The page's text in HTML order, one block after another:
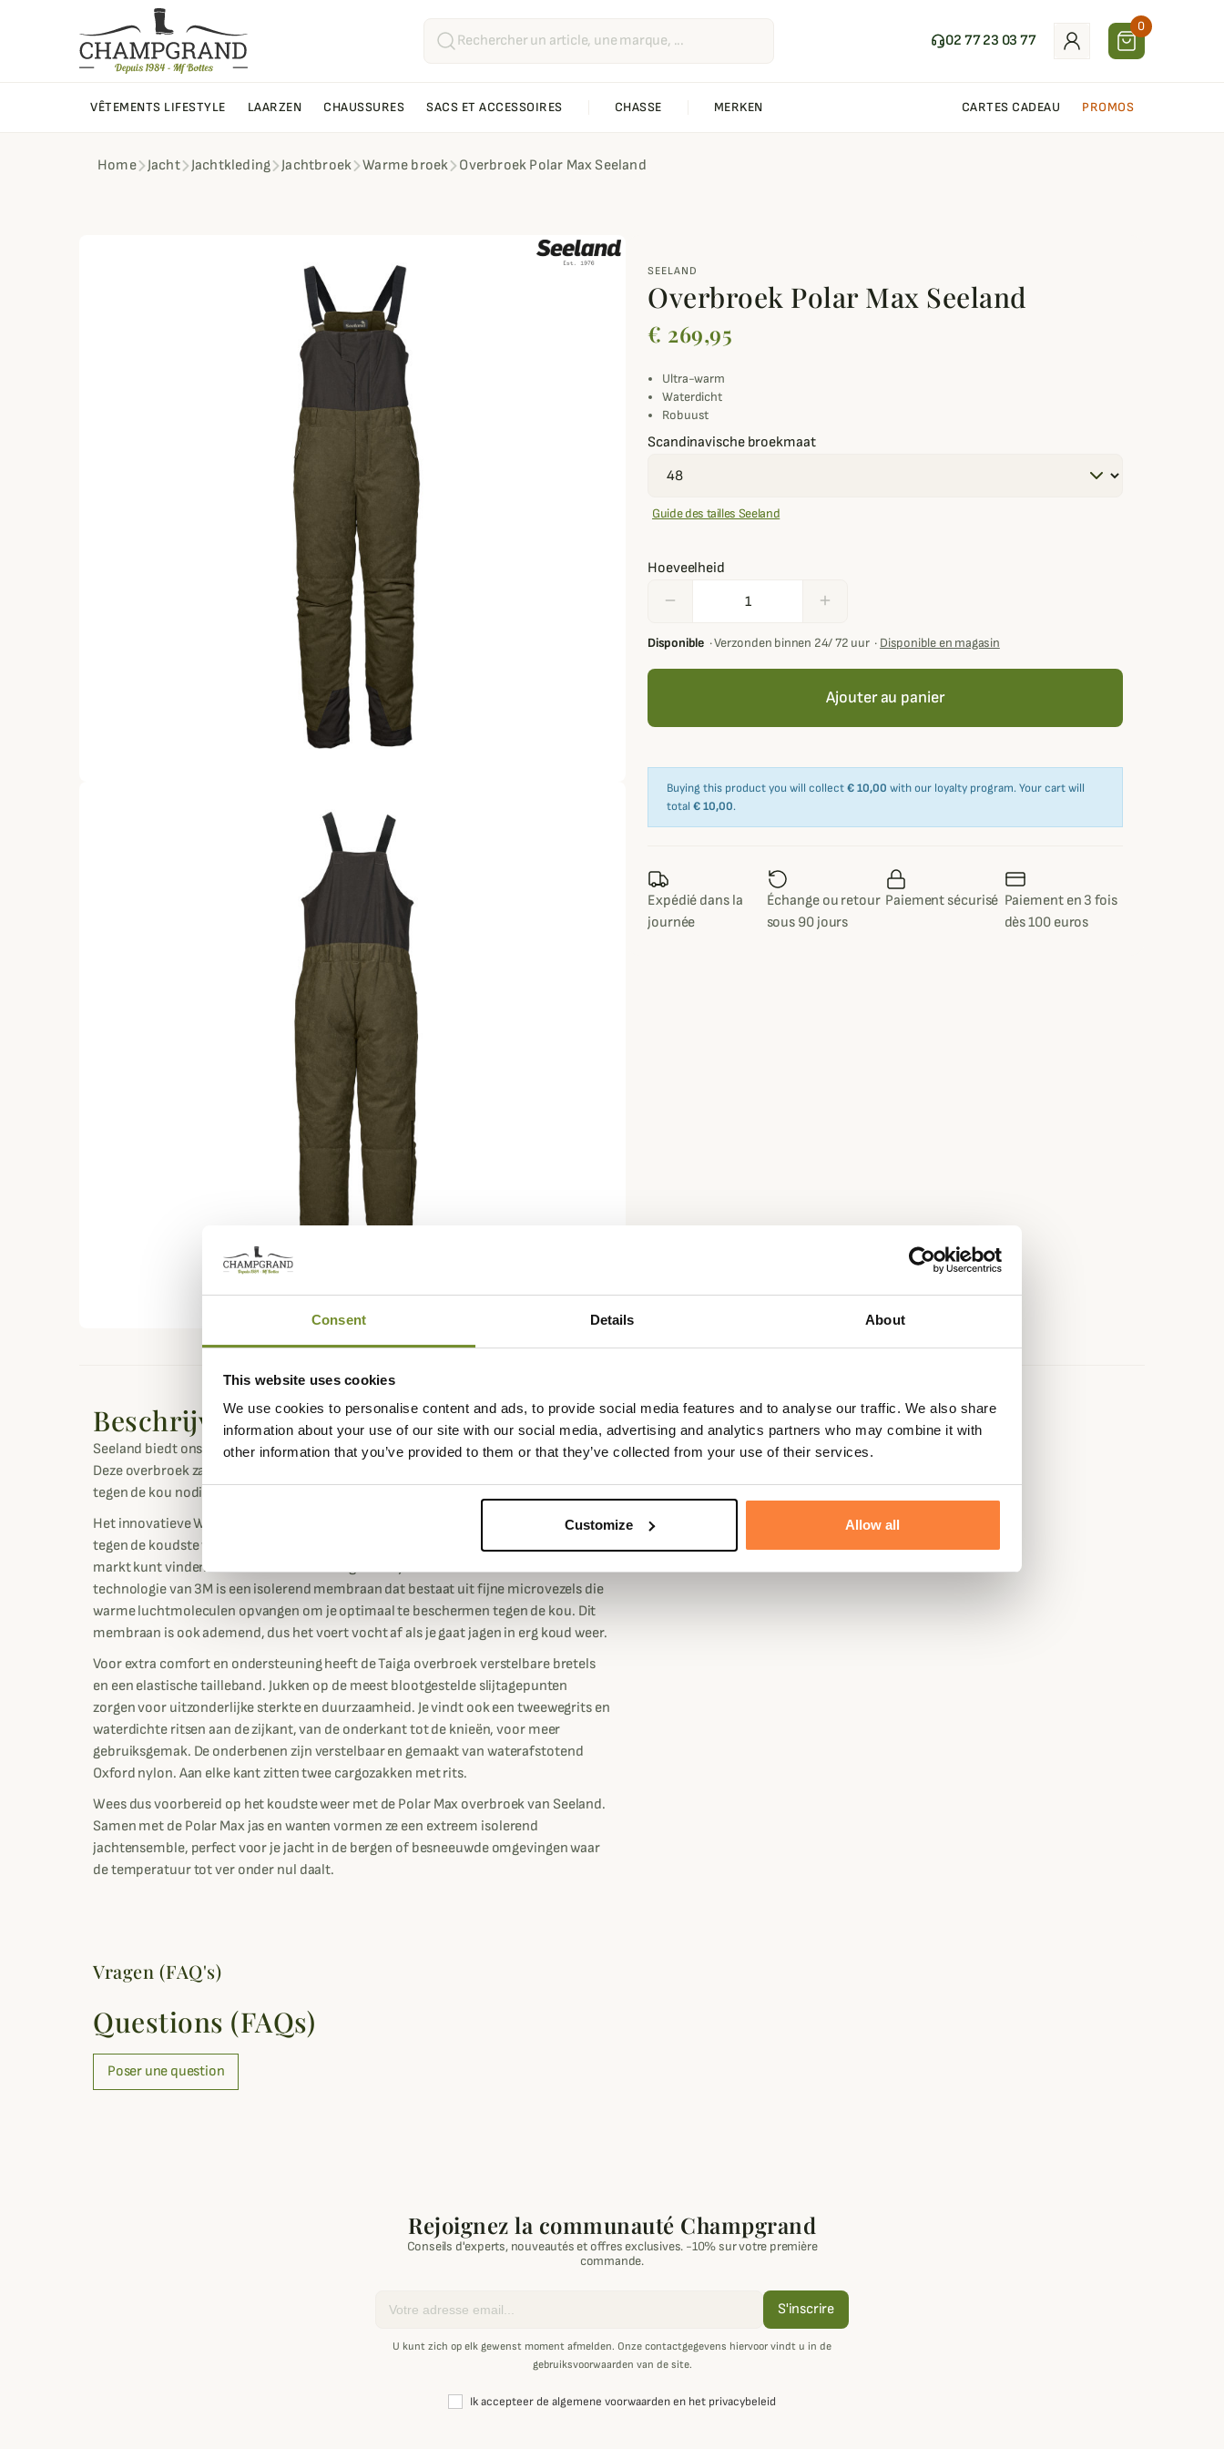
Consent Details About
This website uses cookies
We use cookies to personalise content and ads, to provide social media features and to analyse our traffic. We also share
information about your use of our site with our social media, advertising and analytics partners who may combine it with
other information that you’ve provided to them or that they’ve collected from your use of their services.
Customize Allow all
02 77 23 03 77
0
VÊTEMENTS LIFESTYLE LAARZEN CHAUSSURES SACS ET ACCESSOIRES CHASSE MERKEN CARTES CADEAU PROMOS
Home Jacht Jachtkleding Jachtbroek Warme broek Overbroek Polar Max Seeland
SEELAND
Overbroek Polar Max Seeland
€ 269,95
Ultra-warm
Waterdicht
Robuust
Scandinavische broekmaat
Guide des tailles Seeland
Hoeveelheid
remove add
Disponible ·Verzonden binnen 24/ 72 uur· Disponible en magasin
Ajouter au panier
Buying this product you will collect€ 10,00 with our loyalty program. Your cart will
total € 10,00.
Expédié dans la
journée
Échange ou retour
sous 90 jours
Paiement sécurisé Paiement en 3 fois
dès 100 euros
Beschrijving
Seeland biedt ons de ultra-warme, waterdichte en winddichte Polar Max overbroek.
Deze overbroek zal in de smaak vallen bij bergjagers die maximale bescherming
tegen de kou nodig hebben.
Het innovatieve Windbeater waterdichte en winddichte membraan beschermt je
tegen de koudste wind. De quilting van 250 gram is een van de dikste die je op de
markt kunt vinden. De microfleece voering houdt je warm. De ThinsulateTM-
technologie van 3M is een isolerend membraan dat bestaat uit fijne microvezels die
warme luchtmoleculen opvangen om je optimaal te beschermen tegen de kou. Dit
membraan is ook ademend, dus het voert vocht af als je gaat jagen in erg koud weer.
Voor extra comfort en ondersteuning heeft de Taiga overbroek verstelbare bretels
en een elastische tailleband. Jukken op de meest blootgestelde slijtagepunten
zorgen voor uitzonderlijke sterkte en duurzaamheid. Je vindt ook een tweewegrits en
waterdichte ritsen aan de zijkant, van de onderkant tot de knieën, voor meer
gebruiksgemak. De onderbenen zijn verstelbaar en gemaakt van waterafstotend
Oxford nylon. Aan elke kant zitten twee cargozakken met rits.
Wees dus voorbereid op het koudste weer met de Polar Max overbroek van Seeland.
Samen met de Polar Max jas en wanten vormen ze een extreem isolerend
jachtensemble, perfect voor je jacht in de bergen of besneeuwde omgevingen waar
de temperatuur tot ver onder nul daalt.
Gegevensblad
Kleuren Groen
Geslacht Mannen
Vragen (FAQ's)
Questions (FAQs)
Poser une question
Rejoignez la communauté Champgrand
Conseils d'experts, nouveautés et offres exclusives. -10% sur votre première
commande.
S'inscrire
U kunt zich op elk gewenst moment afmelden. Onze contactgegevens hiervoor vindt u in de
gebruiksvoorwaarden van de site.
Ik accepteer de algemene voorwaarden en het privacybeleid